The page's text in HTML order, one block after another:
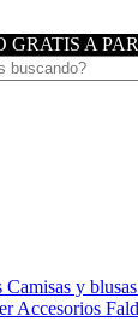
GRATIS A
Camisas y blusas
Accesorios